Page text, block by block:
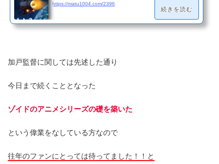
https://matu1004.com/2396
続きを読む
加戸監督に関しては先述した通り
今日まで続くこととなった
ゾイドのアニメシリーズの礎を築いた
という偉業をなしている方なので
往年のファンにとっては待ってました！！と